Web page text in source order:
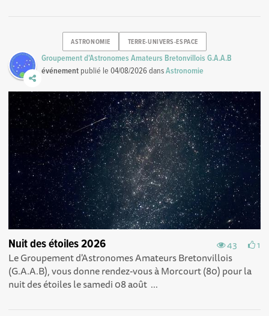
ASTRONOMIE TERRE-UNIVERS-ESPACE
Groupement d'Astronomes Amateurs Bretonvillois G.A.A.B
événement publié le04/08/2026dansAstronomie
43 1
Nuit des étoiles 2026
Le Groupement d'Astronomes Amateurs Bretonvillois
(G.A.A.B), vous donne rendez-vous à Morcourt (80) pour la
nuit des étoiles le samedi 08 août ...